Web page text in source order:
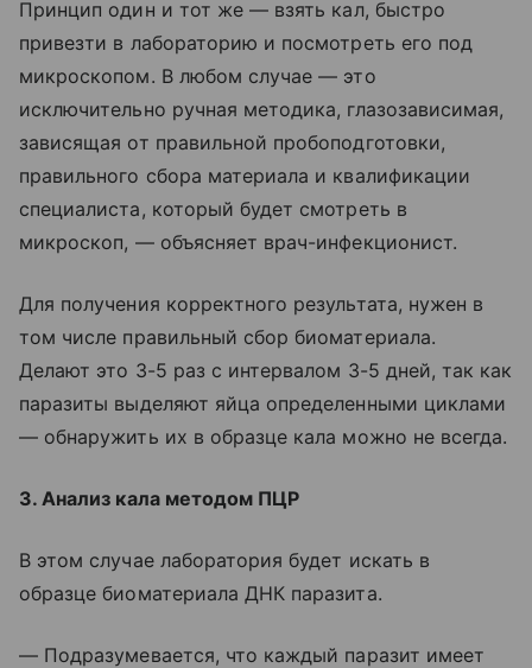
Принцип один и тот же — взять кал, быстро
привезти в лабораторию и посмотреть его под
микроскопом. В любом случае — это
исключительно ручная методика, глазозависимая,
зависящая от правильной пробоподготовки,
правильного сбора материала и квалификации
специалиста, который будет смотреть в
микроскоп, — объясняет врач-инфекционист.
Для получения корректного результата, нужен в
том числе правильный сбор биоматериала.
Делают это 3-5 раз с интервалом 3-5 дней, так как
паразиты выделяют яйца определенными циклами
— обнаружить их в образце кала можно не всегда.
3. Анализ кала методом ПЦР
В этом случае лаборатория будет искать в
образце биоматериала ДНК паразита.
— Подразумевается, что каждый паразит имеет